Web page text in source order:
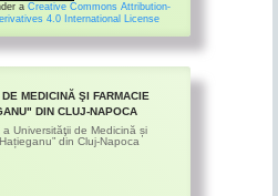
a Creative Commons Attribution-
4.0 International License
MEDICINĂ ŞI FARMACIE
DIN CLUJ-NAPOCA
Universităţii de Medicină și
din Cluj-Napoca